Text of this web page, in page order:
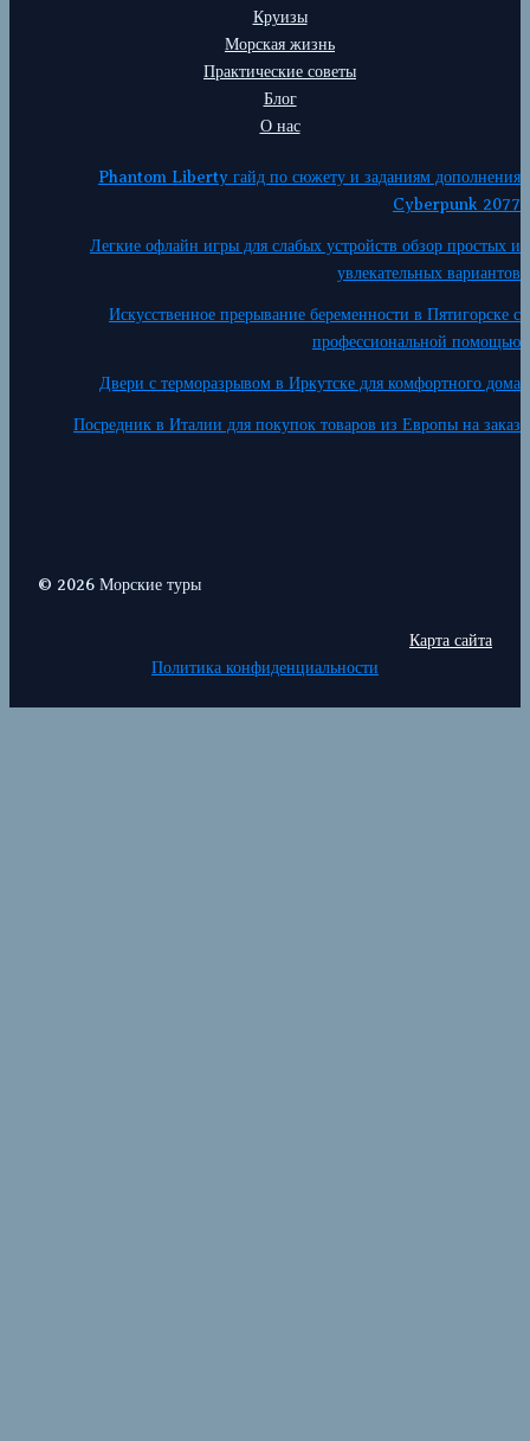
Круизы
Морская жизнь
Практические советы
Блог
О нас
Phantom Liberty гайд по сюжету и заданиям дополнения
Cyberpunk 2077
Легкие офлайн игры для слабых устройств обзор простых и
увлекательных вариантов
Искусственное прерывание беременности в Пятигорске с
профессиональной помощью
Двери с терморазрывом в Иркутске для комфортного дома
Посредник в Италии для покупок товаров из Европы на заказ
© 2026 Морские туры
Карта сайта
Политика конфиденциальности